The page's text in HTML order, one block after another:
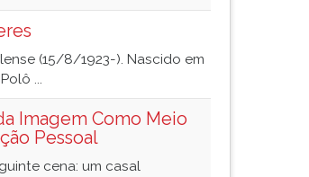
(15/8/1923-). Nascido em
...
Imagem Como Meio
Pessoal
cena: um casal